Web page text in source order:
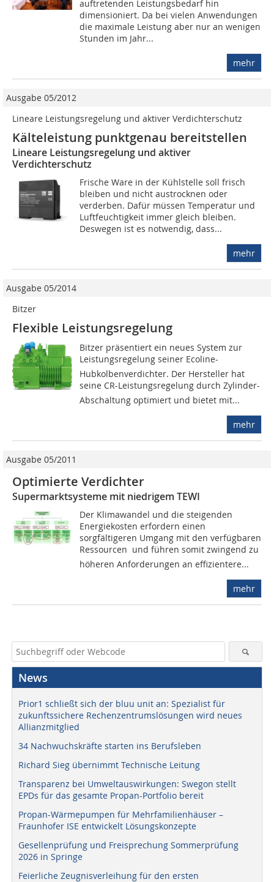
auftretenden Leistungsbedarf hin
dimensioniert. Da bei vielen Anwendungen
die maximale Leistung aber nur an wenigen
Stunden im Jahr...
mehr
Ausgabe 05/2012
Lineare Leistungsregelung und aktiver Verdichterschutz
Kälteleistung punktgenau bereitstellen
Lineare Leistungsregelung und aktiver
Verdichterschutz
Frische Ware in der Kühlstelle soll frisch
bleiben und nicht austrocknen oder
verderben. Dafür müssen Temperatur und
Luftfeuchtigkeit immer gleich bleiben.
Deswegen ist es notwendig, dass...
mehr
Ausgabe 05/2014
Bitzer
Flexible Leistungsregelung
Bitzer präsentiert ein neues System zur
Leistungsregelung seiner Ecoline-
Hubkolbenverdichter. Der Hersteller hat
seine CR-Leistungsregelung durch Zylinder-
Abschaltung optimiert und bietet mit...
mehr
Ausgabe 05/2011
Optimierte Verdichter
Supermarktsysteme mit niedrigem TEWI
Der Klimawandel und die steigenden
Energiekosten erfordern einen
sorgfältigeren Umgang mit den verfügbaren
Ressourcen  und führen somit zwingend zu
höheren Anforderungen an effizientere...
mehr
News
Prior1 schließt sich der bluu unit an: Spezialist für
zukunftssichere Rechenzentrumslösungen wird neues
Allianzmitglied
34 Nachwuchskräfte starten ins Berufsleben
Richard Sieg übernimmt Technische Leitung
Transparenz bei Umweltauswirkungen: Swegon stellt
EPDs für das gesamte Propan-Portfolio bereit
Propan-Wärmepumpen für Mehrfamilienhäuser –
Fraunhofer ISE entwickelt Lösungskonzepte
Gesellenprüfung und Freisprechung Sommerprüfung
2026 in Springe
Feierliche Zeugnisverleihung für den ersten